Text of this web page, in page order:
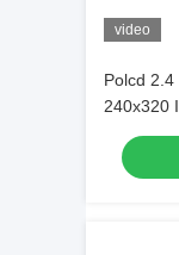
video
Polcd
240x320
TFT